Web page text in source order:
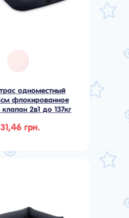
одноместный
флокированное
2в1 до 137кг
грн.